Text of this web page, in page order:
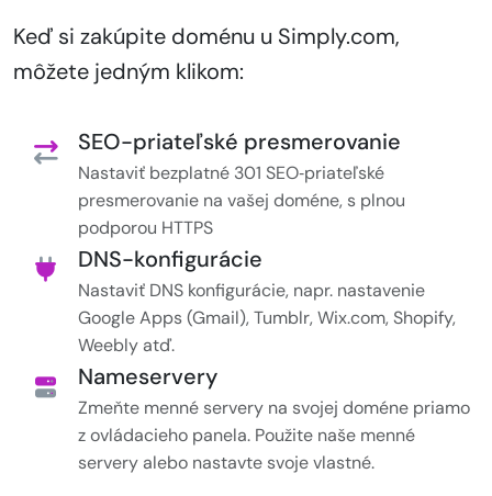
Keď si zakúpite doménu u Simply.com,
môžete jedným klikom:
SEO-priateľské presmerovanie
Nastaviť bezplatné 301 SEO‑priateľské
presmerovanie na vašej doméne, s plnou
podporou HTTPS
DNS-konfigurácie
Nastaviť DNS konfigurácie, napr. nastavenie
Google Apps (Gmail), Tumblr, Wix.com, Shopify,
Weebly atď.
Nameservery
Zmeňte menné servery na svojej doméne priamo
z ovládacieho panela. Použite naše menné
servery alebo nastavte svoje vlastné.